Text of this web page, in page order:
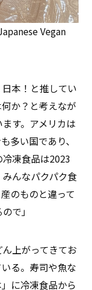
Vegan
本！と推してい
か？と考えなが
す。アメリカは
多い国であり、
凍食品は2023
んなパクパク食
のものと違って
で」
上がってきてお
る。寿司や魚な
に冷凍食品から